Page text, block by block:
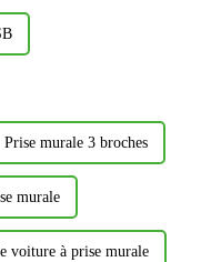
Prise murale 3 broches
murale
voiture à prise murale